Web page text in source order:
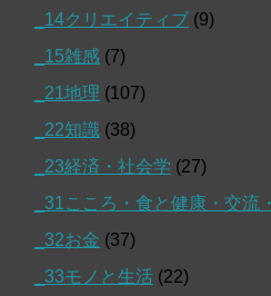
_14クリエイティブ (9)
_15雑感 (7)
_21地理 (107)
_22知識 (38)
_23経済・社会学 (27)
_31こころ・食と健康・交流
_32お金 (37)
_33モノと生活 (22)